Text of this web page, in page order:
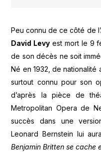
Peu connu de ce côté de
David Levy est mort le 9
de son décès ne soit
Né en 1932, de nationalité
surtout connu pour son
d’après la pièce de
Metropolitan Opera de
succès dans une
Leonard Bernstein lui
Benjamin Britten se cache